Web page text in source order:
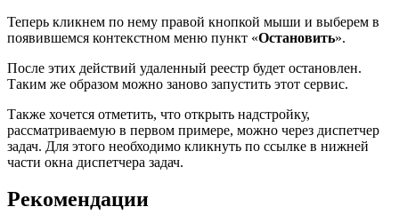
Теперь кликнем по нему правой кнопкой мыши и выберем в
появившемся контекстном меню пункт «Остановить».
После этих действий удаленный реестр будет остановлен.
Таким же образом можно заново запустить этот сервис.
Также хочется отметить, что открыть надстройку,
рассматриваемую в первом примере, можно через диспетчер
задач. Для этого необходимо кликнуть по ссылке в нижней
части окна диспетчера задач.
Рекомендации